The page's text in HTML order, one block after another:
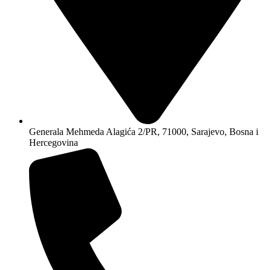
Generala Mehmeda Alagića 2/PR, 71000, Sarajevo, Bosna i
Hercegovina